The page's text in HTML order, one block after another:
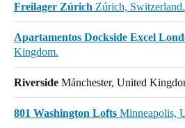
Freilager Zúrich Zúrich, Switzerland.
Apartamentos Dockside Excel
Kingdom.
Riverside Mánchester, United
801 Washington Lofts Minneapolis,